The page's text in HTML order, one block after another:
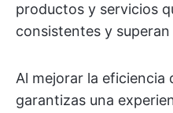
productos y servicios
consistentes y
Al mejorar la eficiencia
garantizas una